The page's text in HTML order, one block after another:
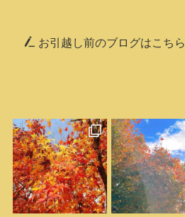
お引越し前のブログはこちら